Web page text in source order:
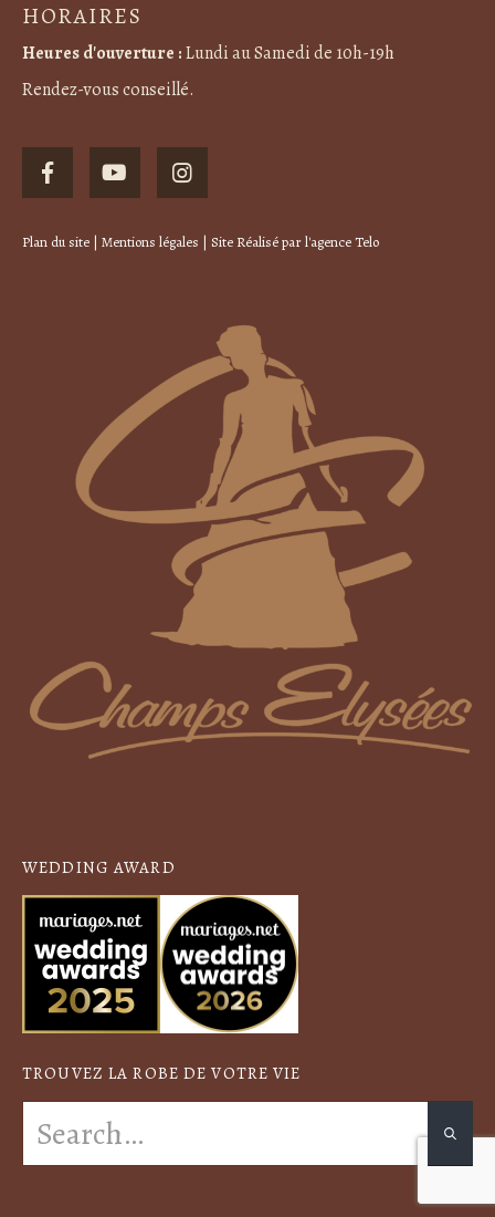
HORAIRES
Heures d'ouverture :Lundi au Samedi de 10h-19h
Rendez-vous conseillé.
Plan du site | Mentions légales | Site Réalisé parl'agence Telo
WEDDING AWARD
TROUVEZ LA ROBE DE VOTRE VIE